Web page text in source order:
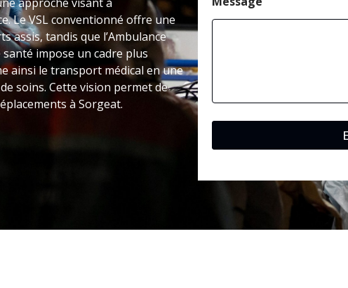
Le VSL conventionné offre une
assis, tandis que l’Ambulance
impose un cadre plus
ainsi le transport médical en une
soins. Cette vision permet de
à Sorgeat.